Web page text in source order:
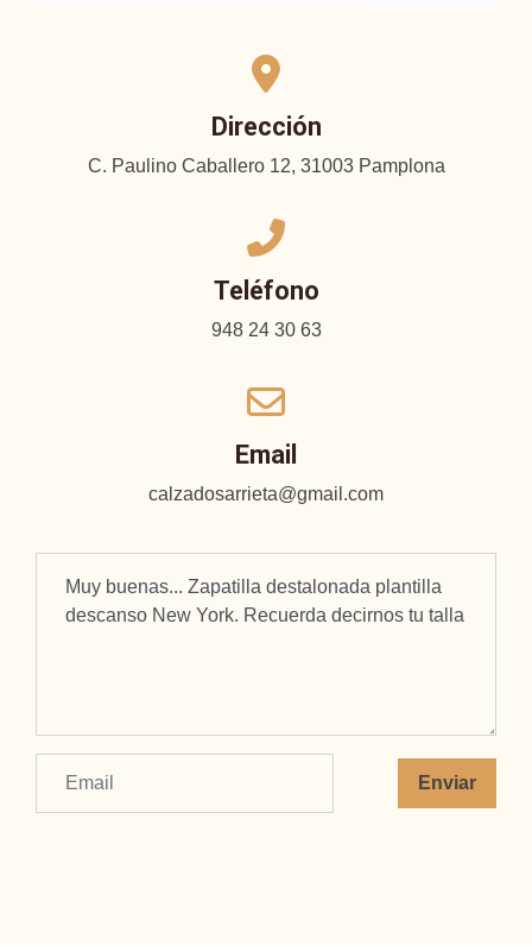
Dirección
C. Paulino Caballero 12, 31003 Pamplona
Teléfono
948 24 30 63
Email
calzadosarrieta@gmail.com
Enviar